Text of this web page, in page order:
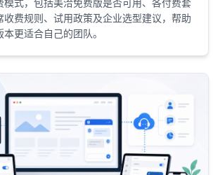
模式，包括美洽免费版是否可用、各付费套
收费规则、试用政策及企业选型建议，帮助
更适合自己的团队。